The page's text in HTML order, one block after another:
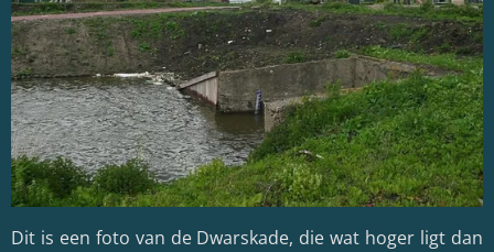
Dit is een foto van de Dwarskade, die wat hoger ligt dan